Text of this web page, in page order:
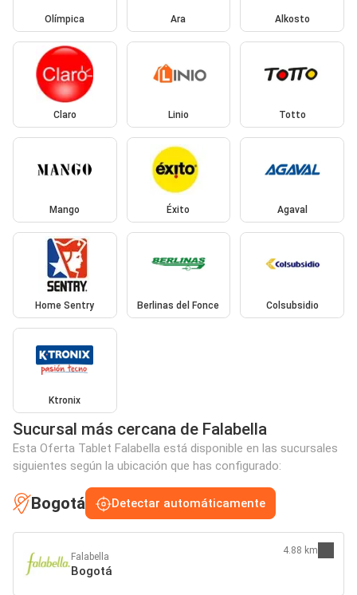
Olímpica Ara Alkosto
Claro Linio Totto
Mango Éxito Agaval
Home Sentry Berlinas del Fonce Colsubsidio
Ktronix
Sucursal más cercana de Falabella
Esta Oferta Tablet Falabella está disponible en las sucursales
siguientes según la ubicación que has configurado:
Bogotá Detectar automáticamente
Falabella
Bogotá
4.88 km